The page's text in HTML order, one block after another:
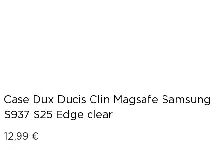
Case Dux Ducis Clin Magsafe Samsung
S937 S25 Edge clear
12,99 €